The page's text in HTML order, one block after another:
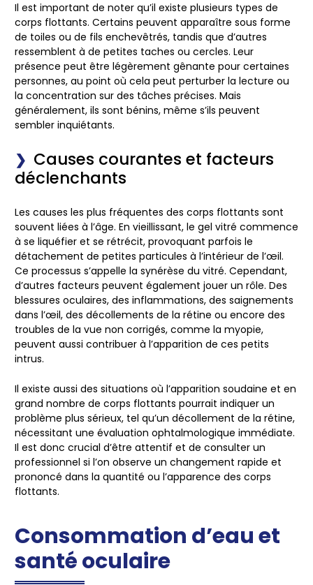
Il est important de noter qu’il existe plusieurs types de
corps flottants. Certains peuvent apparaître sous forme
de toiles ou de fils enchevêtrés, tandis que d’autres
ressemblent à de petites taches ou cercles. Leur
présence peut être légèrement gênante pour certaines
personnes, au point où cela peut perturber la lecture ou
la concentration sur des tâches précises. Mais
généralement, ils sont bénins, même s’ils peuvent
sembler inquiétants.
Causes courantes et facteurs
déclenchants
Les causes les plus fréquentes des corps flottants sont
souvent liées à l’âge. En vieillissant, le gel vitré commence
à se liquéfier et se rétrécit, provoquant parfois le
détachement de petites particules à l’intérieur de l’œil.
Ce processus s’appelle la synérèse du vitré. Cependant,
d’autres facteurs peuvent également jouer un rôle. Des
blessures oculaires, des inflammations, des saignements
dans l’œil, des décollements de la rétine ou encore des
troubles de la vue non corrigés, comme la myopie,
peuvent aussi contribuer à l’apparition de ces petits
intrus.
Il existe aussi des situations où l’apparition soudaine et en
grand nombre de corps flottants pourrait indiquer un
problème plus sérieux, tel qu’un décollement de la rétine,
nécessitant une évaluation ophtalmologique immédiate.
Il est donc crucial d’être attentif et de consulter un
professionnel si l’on observe un changement rapide et
prononcé dans la quantité ou l’apparence des corps
flottants.
Consommation d’eau et
santé oculaire